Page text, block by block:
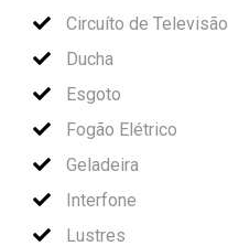
Circuíto de Televisão
Ducha
Esgoto
Fogão Elétrico
Geladeira
Interfone
Lustres